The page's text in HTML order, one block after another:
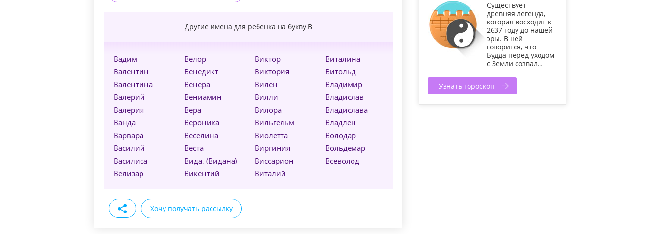
Другие имена для ребенка на букву В
Вадим
Валентин
Валентина
Валерий
Валерия
Ванда
Варвара
Василий
Василиса
Велизар
Велор
Венедикт
Венера
Вениамин
Вера
Вероника
Веселина
Веста
Вида, (Видана)
Викентий
Виктор
Виктория
Вилен
Вилли
Вилора
Вильгельм
Виолетта
Виргиния
Виссарион
Виталий
Виталина
Витольд
Владимир
Владислав
Владислава
Владлен
Володар
Вольдемар
Всеволод
Хочу получать рассылку
Существует
древняя легенда,
которая восходит к
2637 году до нашей
эры. В ней
говорится, что
Будда перед уходом
с Земли созвал…
Узнать гороскоп